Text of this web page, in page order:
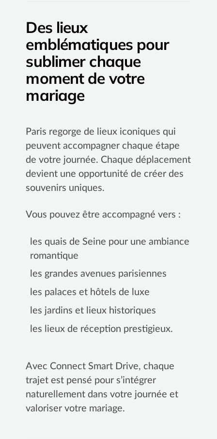
Des lieux
emblématiques pour
sublimer chaque
moment de votre
mariage
Paris regorge de lieux iconiques qui
peuvent accompagner chaque étape
de votre journée. Chaque déplacement
devient une opportunité de créer des
souvenirs uniques.
Vous pouvez être accompagné vers :
les quais de Seine pour une ambiance
romantique
les grandes avenues parisiennes
les palaces et hôtels de luxe
les jardins et lieux historiques
les lieux de réception prestigieux.
Avec Connect Smart Drive, chaque
trajet est pensé pour s’intégrer
naturellement dans votre journée et
valoriser votre mariage.